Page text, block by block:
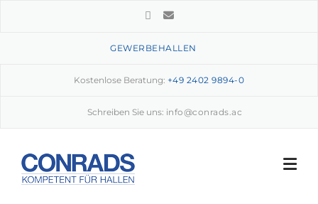
GEWERBEHALLEN
Kostenlose Beratung: +49 2402 9894-0
Schreiben Sie uns: info@conrads.ac